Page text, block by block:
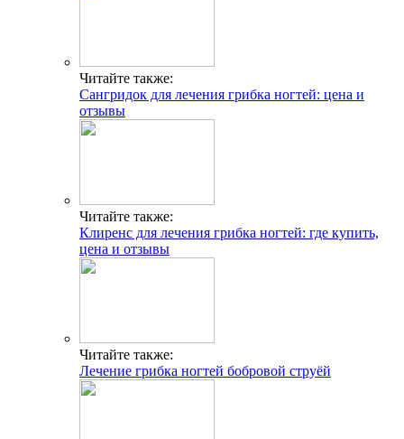
Читайте также:
Сангридок для лечения грибка ногтей: цена и
отзывы
Читайте также:
Клиренс для лечения грибка ногтей: где купить,
цена и отзывы
Читайте также:
Лечение грибка ногтей бобровой струёй